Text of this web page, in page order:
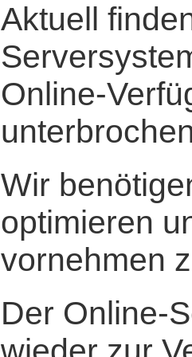
Aktuell
Online-
Wir
optimieren
vornehmen
Der Online-